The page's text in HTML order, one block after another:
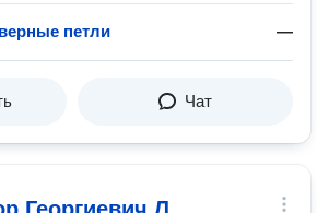
петли —
Чат